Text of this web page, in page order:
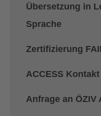
Übersetzung in
Sprache
Zertifizierung
ACCESS Kontakt
Anfrage an ÖZIV